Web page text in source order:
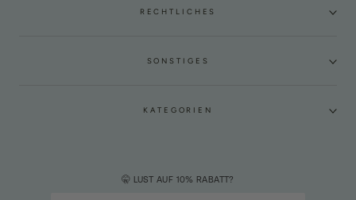
RECHTLICHES
SONSTIGES
KATEGORIEN
🤫 LUST AUF 10% RABATT?